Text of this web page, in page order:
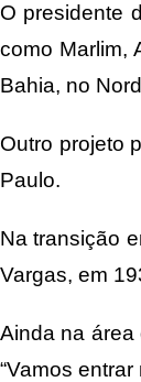
O presidente
como Marlim,
Bahia, no
Outro projeto
Paulo.
Na transição
Vargas, em
Ainda na área
“Vamos